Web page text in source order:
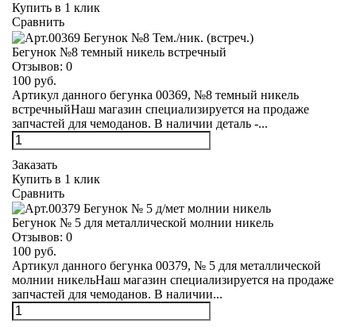
Купить в 1 клик
Сравнить
Бегунок №8 темный никель встречный
Отзывов: 0
100 руб.
Артикул данного бегунка 00369, №8 темный никель
встречныйНаш магазин специализируется на продаже
запчастей для чемоданов. В наличии деталь -...
Заказать
Купить в 1 клик
Сравнить
Бегунок № 5 для металлической молнии никель
Отзывов: 0
100 руб.
Артикул данного бегунка 00379, № 5 для металлической
молнии никельНаш магазин специализируется на продаже
запчастей для чемоданов. В наличии...